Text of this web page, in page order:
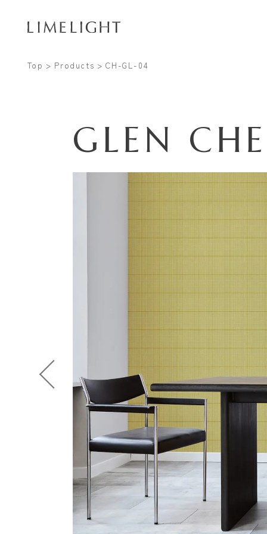
Top Products CH-GL-04
GLEN